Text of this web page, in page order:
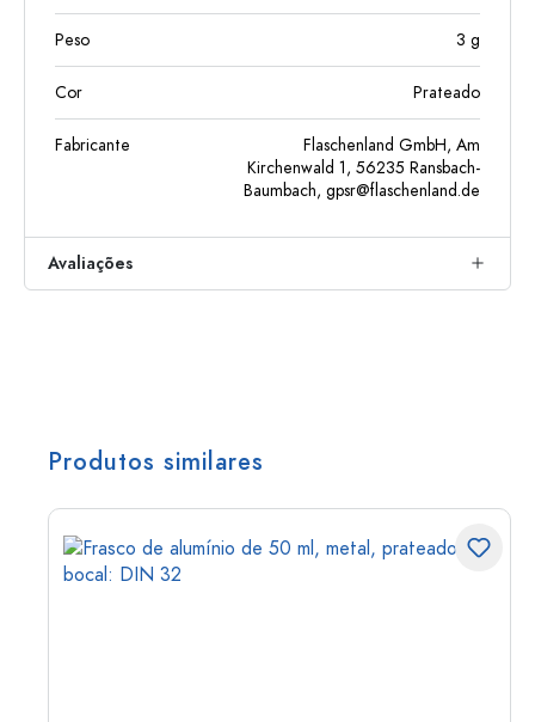
Peso 3 g
Cor Prateado
Fabricante
Flaschenland GmbH, Am
Kirchenwald 1, 56235 Ransbach-
Baumbach, gpsr@flaschenland.de
Avaliações
Produtos similares